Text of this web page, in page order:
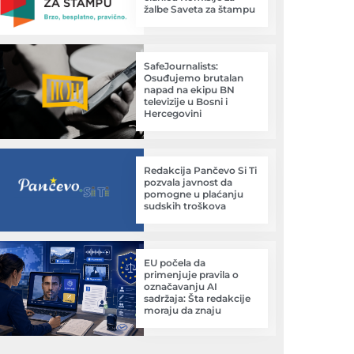
žalbe Saveta za štampu
SafeJournalists:
Osuđujemo brutalan
napad na ekipu BN
televizije u Bosni i
Hercegovini
Redakcija Pančevo Si Ti
pozvala javnost da
pomogne u plaćanju
sudskih troškova
EU počela da
primenjuje pravila o
označavanju AI
sadržaja: Šta redakcije
moraju da znaju